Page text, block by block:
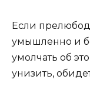
Если
умышленно и
умолчать об
унизить,